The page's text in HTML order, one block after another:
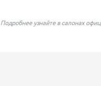
Подробнее узнайте в салонах